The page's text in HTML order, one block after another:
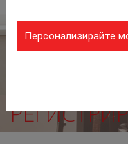
Персонализирайте